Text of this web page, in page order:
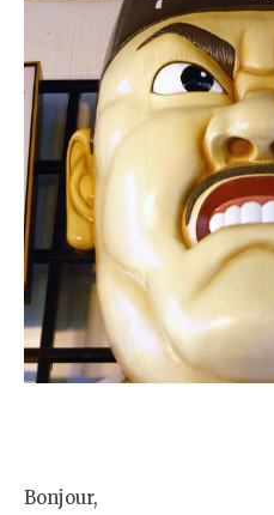
Bonjour,